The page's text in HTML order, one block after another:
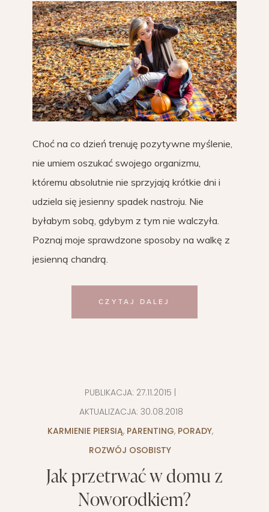
Choć na co dzień trenuję pozytywne myślenie,
nie umiem oszukać swojego organizmu,
któremu absolutnie nie sprzyjają krótkie dni i
udziela się jesienny spadek nastroju. Nie
byłabym sobą, gdybym z tym nie walczyła.
Poznaj moje sprawdzone sposoby na walkę z
jesienną chandrą.
CZYTAJ DALEJ
PUBLIKACJA: 27.11.2015 |
AKTUALIZACJA: 30.08.2018
KARMIENIE PIERSIĄ, PARENTING, PORADY,
ROZWÓJ OSOBISTY
Jak przetrwać w domu z
Noworodkiem?